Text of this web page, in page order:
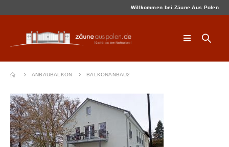
Willkommen bei Zäune Aus Polen
ANBAUBALKON BALKONANBAU2